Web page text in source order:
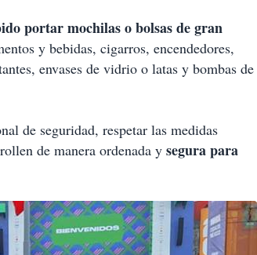
portar mochilas o bolsas de gran
y bebidas, cigarros, encendedores,
envases de vidrio o latas y bombas de
de seguridad, respetar las medidas
de manera ordenada y segura para